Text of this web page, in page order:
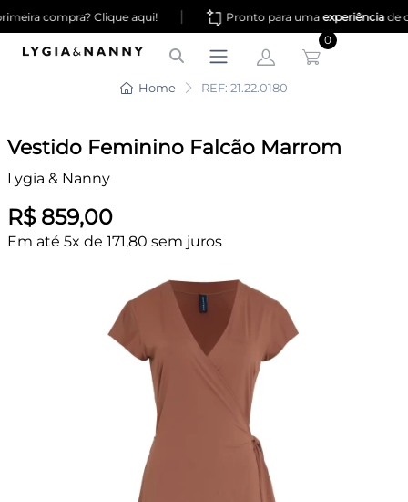
compra? Clique aqui! Pronto para umaexperiênciade
0
Home REF: 21.22.0180
Vestido Feminino Falcão Marrom
Lygia & Nanny
R$ 859,00
Em até 5x de 171,80 sem juros